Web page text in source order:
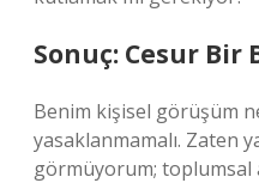
Sonuç: Cesur Bir
Benim kişisel görüşüm
yasaklanmamalı. Zaten
görmüyorum; toplumsal